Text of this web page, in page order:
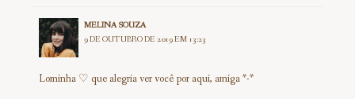
MELINA SOUZA
9 DE OUTUBRO DE 2019 EM 13:23
Lominha ♡ que alegria ver você por aqui, amiga *-*